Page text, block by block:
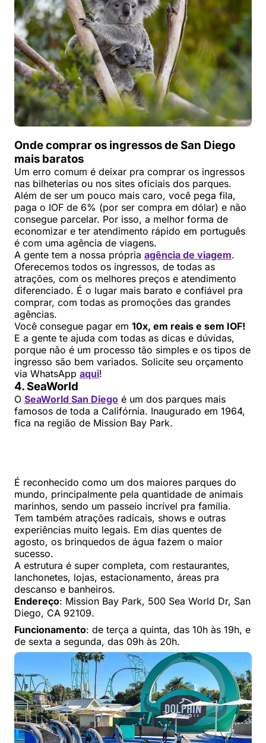
Onde comprar os ingressos de San Diego
mais baratos
Um erro comum é deixar pra comprar os ingressos
nas bilheterias ou nos sites oficiais dos parques.
Além de ser um pouco mais caro, você pega fila,
paga o IOF de 6% (por ser compra em dólar) e não
consegue parcelar. Por isso, a melhor forma de
economizar e ter atendimento rápido em português
é com uma agência de viagens.
A gente tem a nossa própria agência de viagem.
Oferecemos todos os ingressos, de todas as
atrações, com os melhores preços e atendimento
diferenciado. É o lugar mais barato e confiável pra
comprar, com todas as promoções das grandes
agências.
Você consegue pagar em 10x, em reais e sem IOF!
E a gente te ajuda com todas as dicas e dúvidas,
porque não é um processo tão simples e os tipos de
ingresso são bem variados. Solicite seu orçamento
via WhatsApp aqui!
4. SeaWorld
O SeaWorld San Diego é um dos parques mais
famosos de toda a Califórnia. Inaugurado em 1964,
fica na região de Mission Bay Park.
É reconhecido como um dos maiores parques do
mundo, principalmente pela quantidade de animais
marinhos, sendo um passeio incrível pra família.
Tem também atrações radicais, shows e outras
experiências muito legais. Em dias quentes de
agosto, os brinquedos de água fazem o maior
sucesso.
A estrutura é super completa, com restaurantes,
lanchonetes, lojas, estacionamento, áreas pra
descanso e banheiros.
Endereço: Mission Bay Park, 500 Sea World Dr, San
Diego, CA 92109.
Funcionamento: de terça a quinta, das 10h às 19h, e
de sexta a segunda, das 09h às 20h.